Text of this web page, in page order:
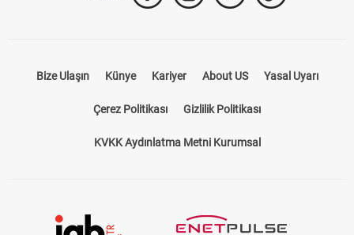
Bize Ulaşın Künye Kariyer About US Yasal Uyarı
Çerez Politikası Gizlilik Politikası
KVKK Aydınlatma Metni Kurumsal